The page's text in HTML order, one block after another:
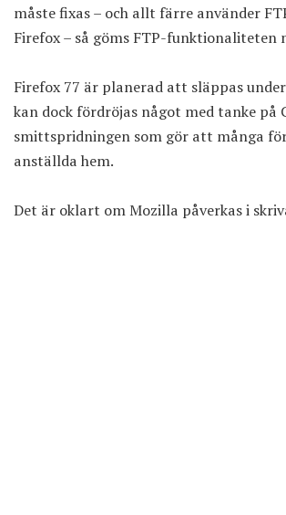
måste fixas – och allt färre använder
Firefox – så göms FTP-funktionaliteten
Firefox 77 är planerad att släppas
kan dock fördröjas något med tanke på
smittspridningen som gör att många
anställda hem.
Det är oklart om Mozilla påverkas i